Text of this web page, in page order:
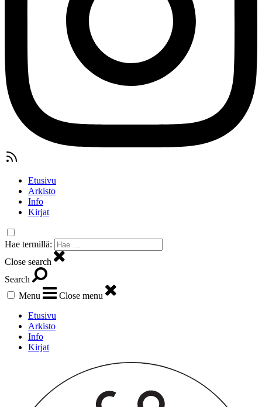
Etusivu
Arkisto
Info
Kirjat
Hae termillä:
Close search
Search
Menu
Close menu
Etusivu
Arkisto
Info
Kirjat